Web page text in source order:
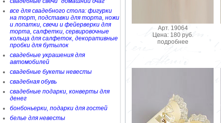
все для свадебного стола: фигурки
на торт, подставки для торта, ножи
и лопатки, свечи и фейерверки для
торта, салфетки, сервировочные
кольца для салфеток, декоративные
пробки для бутылок
свадебные украшения для
автомобилей
свадебные букеты невесты
свадебная обувь
свадебные подарки, конверты для
денег
бонбоньерки, подарки для гостей
белье для невесты
Арт. 19064
Цена: 180 руб.
подробнее